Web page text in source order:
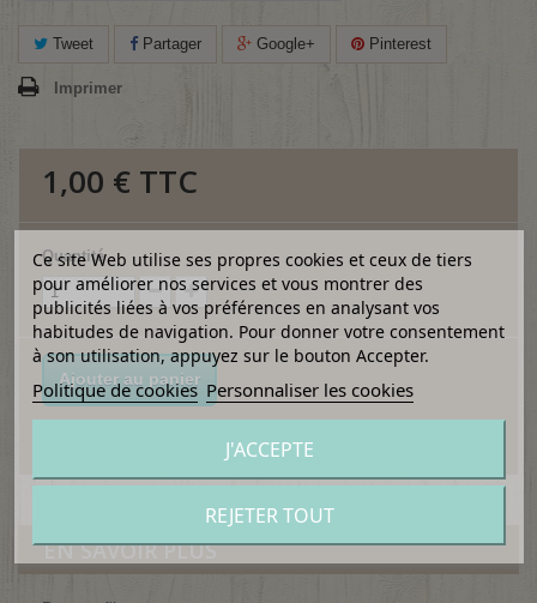
Tweet Partager Google+ Pinterest
Imprimer
1,00 € TTC
Quantité
Ajouter au panier
Ajouter à ma liste d'envies
EN SAVOIR PLUS
Ce site Web utilise ses propres cookies et ceux de tiers
pour améliorer nos services et vous montrer des
publicités liées à vos préférences en analysant vos
habitudes de navigation. Pour donner votre consentement
à son utilisation, appuyez sur le bouton Accepter.
Politique de cookies Personnaliser les cookies
REJETER TOUT
J'ACCEPTE